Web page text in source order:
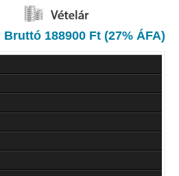
Bruttó 188900 Ft (27% ÁFA)